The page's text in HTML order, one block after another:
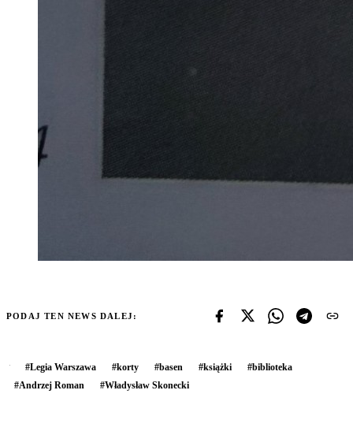
PODAJ TEN NEWS DALEJ:
#Legia Warszawa #korty #basen #książki #biblioteka
#Andrzej Roman #Władysław Skonecki